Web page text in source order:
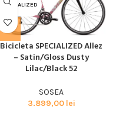
SPECIALIZED
Bicicleta SPECIALIZED Allez
– Satin/Gloss Dusty
Lilac/Black 52
SOSEA
3.899,00 lei